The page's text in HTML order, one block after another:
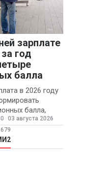
зарплате
год
балла
в 2026 году
балла,
доцент
при
РФ Игорь
03 августа 2026